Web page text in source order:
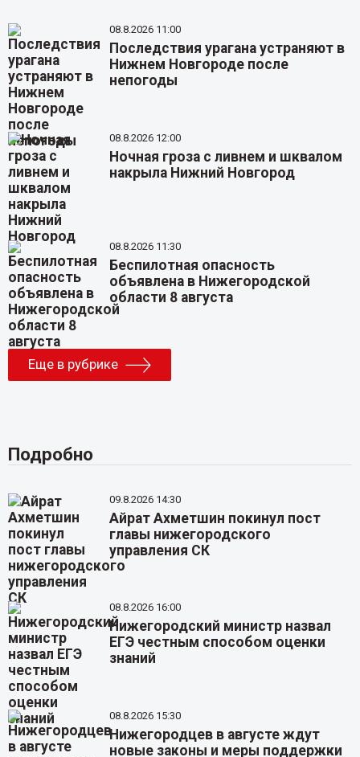
08.8.2026 11:00
Последствия урагана устраняют в
Нижнем Новгороде после
непогоды
08.8.2026 12:00
Ночная гроза с ливнем и шквалом
накрыла Нижний Новгород
08.8.2026 11:30
Беспилотная опасность
объявлена в Нижегородской
области 8 августа
Еще в рубрике
Подробно
09.8.2026 14:30
Айрат Ахметшин покинул пост
главы нижегородского
управления СК
08.8.2026 16:00
Нижегородский министр назвал
ЕГЭ честным способом оценки
знаний
08.8.2026 15:30
Нижегородцев в августе ждут
новые законы и меры поддержки